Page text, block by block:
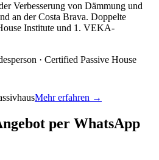
Verbesserung von Dämmung und
an der Costa Brava. Doppelte
Institute und 1. VEKA-
· Certified Passive House
Mehr erfahren →
per WhatsApp